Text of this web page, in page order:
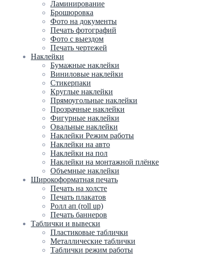
Ламинирование
Брошюровка
Фото на документы
Печать фотографий
Фото с выездом
Печать чертежей
Наклейки
Бумажные наклейки
Виниловые наклейки
Стикерпаки
Круглые наклейки
Прямоугольные наклейки
Прозрачные наклейки
Фигурные наклейки
Овальные наклейки
Наклейки Режим работы
Наклейки на авто
Наклейки на пол
Наклейки на монтажной плёнке
Объемные наклейки
Широкоформатная печать
Печать на холсте
Печать плакатов
Ролл ап (roll up)
Печать баннеров
Таблички и вывески
Пластиковые таблички
Металлические таблички
Таблички режим работы